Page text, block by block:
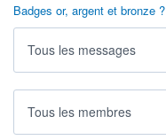
36,905
RENDEMENT
ESTIMÉ 2026
2,93%
DIVIDENDE
0,28 EUR (05/06/24)
Badges or, argent et bronze ?
Tous les messages
Tous les membres